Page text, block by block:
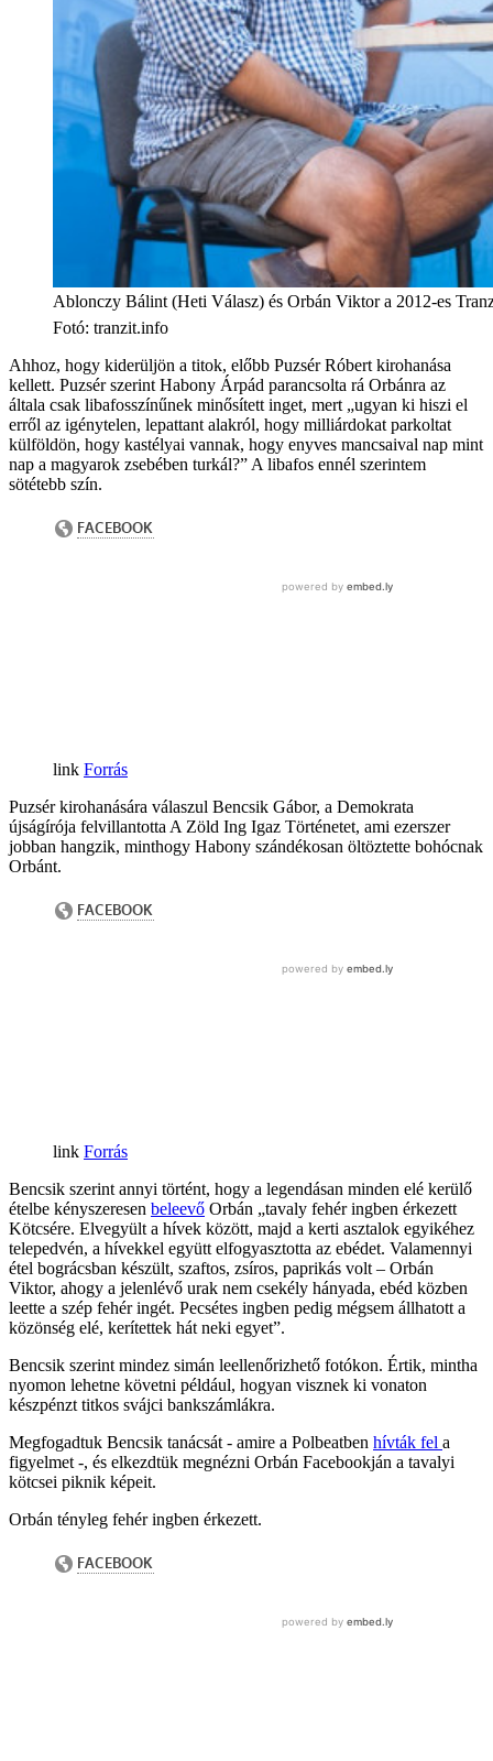
Ablonczy Bálint (Heti Válasz) és Orbán Viktor a 2012-es
Fotó: tranzit.info
Ahhoz, hogy kiderüljön a titok, előbb Puzsér Róbert kirohanása
kellett. Puzsér szerint Habony Árpád parancsolta rá Orbánra az
általa csak libafosszínűnek minősített inget, mert „ugyan ki hiszi el
erről az igénytelen, lepattant alakról, hogy milliárdokat parkoltat
külföldön, hogy kastélyai vannak, hogy enyves mancsaival nap mint
nap a magyarok zsebében turkál?” A libafos ennél szerintem
sötétebb szín.
Forrás
Puzsér kirohanására válaszul Bencsik Gábor, a Demokrata
újságírója felvillantotta A Zöld Ing Igaz Történetet, ami ezerszer
jobban hangzik, minthogy Habony szándékosan öltöztette bohócnak
Orbánt.
Forrás
Bencsik szerint annyi történt, hogy a legendásan minden elé kerülő
ételbe kényszeresen beleevő Orbán „tavaly fehér ingben érkezett
Kötcsére. Elvegyült a hívek között, majd a kerti asztalok egyikéhez
telepedvén, a hívekkel együtt elfogyasztotta az ebédet. Valamennyi
étel bográcsban készült, szaftos, zsíros, paprikás volt – Orbán
Viktor, ahogy a jelenlévő urak nem csekély hányada, ebéd közben
leette a szép fehér ingét. Pecsétes ingben pedig mégsem állhatott a
közönség elé, kerítettek hát neki egyet”.
Bencsik szerint mindez simán leellenőrizhető fotókon. Értik, mintha
nyomon lehetne követni például, hogyan visznek ki vonaton
készpénzt titkos svájci bankszámlákra.
Megfogadtuk Bencsik tanácsát - amire a Polbeatben hívták fel a
figyelmet -, és elkezdtük megnézni Orbán Facebookján a tavalyi
kötcsei piknik képeit.
Orbán tényleg fehér ingben érkezett.